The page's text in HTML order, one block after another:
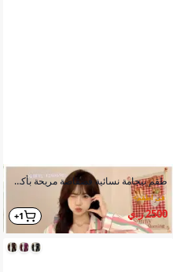
طقم بيجامة نسائية فضفاضة مريحة بأكمام طويلة وأزرار أمامية
في اطقم>
2500 ر.ي 1+